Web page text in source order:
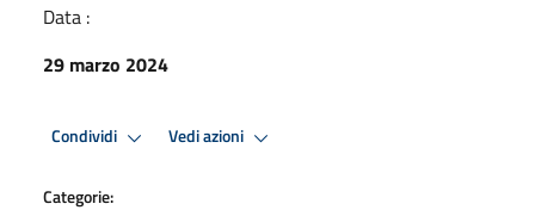
Data :
29 marzo 2024
Condividi Vedi azioni
Categorie: